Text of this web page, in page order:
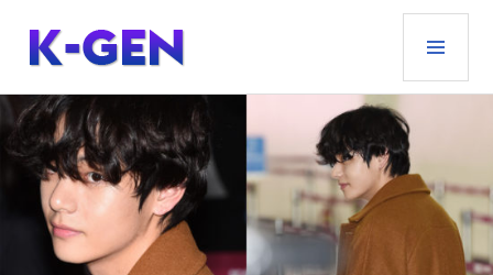
contenu
principal
K-GEN